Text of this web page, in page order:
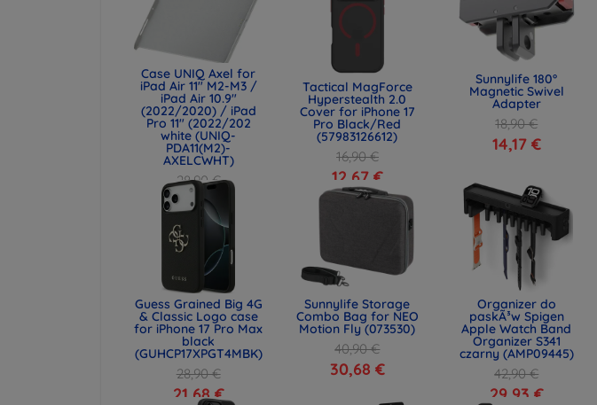
Case UNIQ Axel for
iPad Air 11" M2-M3 /
iPad Air 10.9"
(2022/2020) / iPad
Pro 11" (2022/202
white (UNIQ-
PDA11(M2)-
AXELCWHT)
28,90 €
21,68 €
Tactical MagForce
Hyperstealth 2.0
Cover for iPhone 17
Pro Black/Red
(57983126612)
16,90 €
12,67 €
Guess Grained Big 4G
& Classic Logo case
for iPhone 17 Pro Max
black
(GUHCP17XPGT4MBK)
28,90 €
21,68 €
Sunnylife Storage
Combo Bag for NEO
Motion Fly (073530)
40,90 €
30,68 €
Sunnylife 180°
Magnetic Swivel
Adapter
18,90 €
14,17 €
Organizer do
paskÃ³w Spigen
Apple Watch Band
Organizer S341
czarny (AMP09445)
42,90 €
29,93 €